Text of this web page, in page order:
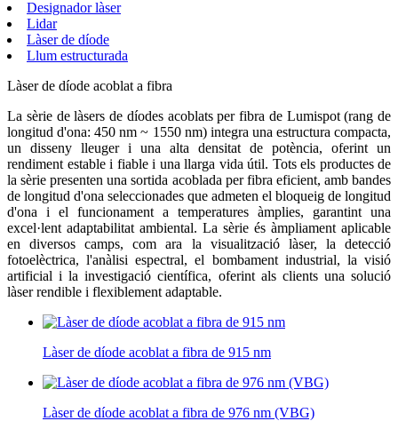
Designador làser
Lidar
Làser de díode
Llum estructurada
Làser de díode acoblat a fibra
La sèrie de làsers de díodes acoblats per fibra de Lumispot (rang de
longitud d'ona: 450 nm ~ 1550 nm) integra una estructura compacta,
un disseny lleuger i una alta densitat de potència, oferint un
rendiment estable i fiable i una llarga vida útil. Tots els productes de
la sèrie presenten una sortida acoblada per fibra eficient, amb bandes
de longitud d'ona seleccionades que admeten el bloqueig de longitud
d'ona i el funcionament a temperatures àmplies, garantint una
excel·lent adaptabilitat ambiental. La sèrie és àmpliament aplicable
en diversos camps, com ara la visualització làser, la detecció
fotoelèctrica, l'anàlisi espectral, el bombament industrial, la visió
artificial i la investigació científica, oferint als clients una solució
làser rendible i flexiblement adaptable.
Làser de díode acoblat a fibra de 915 nm
Làser de díode acoblat a fibra de 976 nm (VBG)